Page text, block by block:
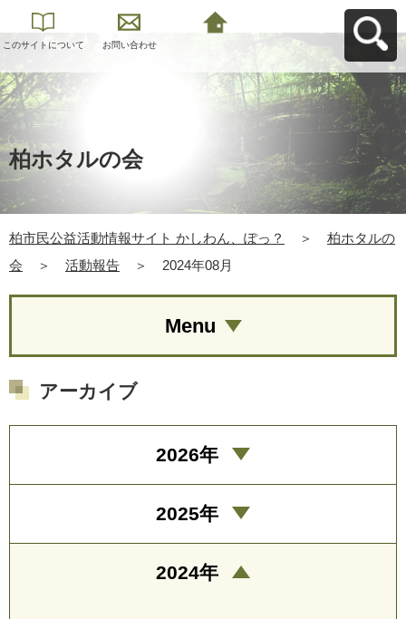
このサイトについて お問い合わせ
柏ホタルの会
柏市民公益活動情報サイト かしわん、ぽっ？ ＞
柏ホタルの
会
＞ 活動報告 ＞ 2024年08月
Menu
アーカイブ
2026年
2025年
2024年